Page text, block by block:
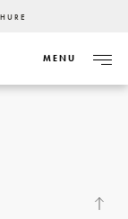
MENU